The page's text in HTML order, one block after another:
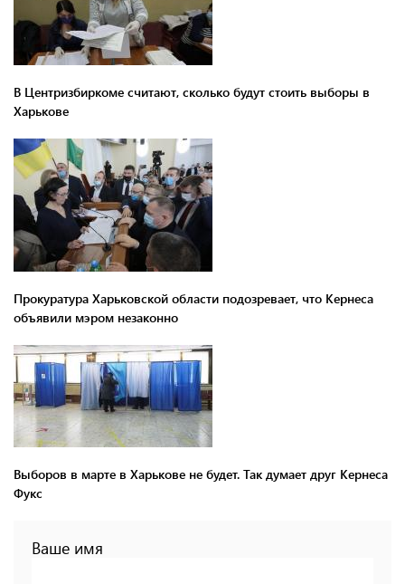
В Центризбиркоме считают, сколько будут стоить выборы в
Харькове
Прокуратура Харьковской области подозревает, что Кернеса
объявили мэром незаконно
Выборов в марте в Харькове не будет. Так думает друг Кернеса
Фукс
Ваше имя